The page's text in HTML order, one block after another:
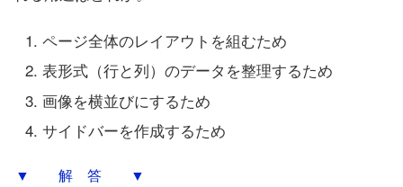
ページ全体のレイアウトを組むため
表形式（行と列）のデータを整理するため
画像を横並びにするため
サイドバーを作成するため
▼ 解 答 ▼